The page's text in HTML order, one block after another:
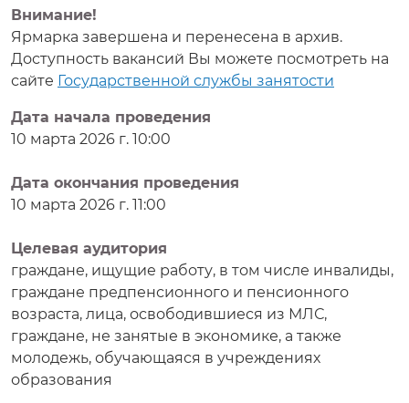
Внимание!
Ярмарка завершена и перенесена в архив.
Доступность вакансий Вы можете посмотреть на
сайте Государственной службы занятости
Дата начала проведения
10 марта 2026 г. 10:00
Дата окончания проведения
10 марта 2026 г. 11:00
Целевая аудитория
граждане, ищущие работу, в том числе инвалиды,
граждане предпенсионного и пенсионного
возраста, лица, освободившиеся из МЛС,
граждане, не занятые в экономике, а также
молодежь, обучающаяся в учреждениях
образования